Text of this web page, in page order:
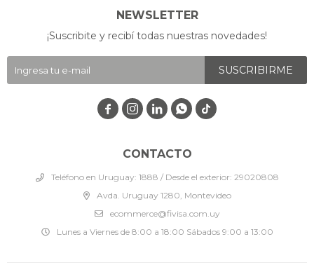
CONTACTO
Teléfono en Uruguay: 1888 / Desde el exterior: 29020808
Avda. Uruguay 1280, Montevideo
ecommerce@fivisa.com.uy
Lunes a Viernes de 8:00 a 18:00 Sábados 9:00 a 13:00
NEWSLETTER
¡Suscribite y recibí todas nuestras novedades!
SUSCRIBIRME
   